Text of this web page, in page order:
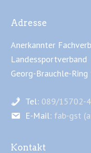
Adresse
Anerkannter
Landessportverband
Georg-Brauchle-
Tel: 089/15702-
E-Mail: fab-gst
Kontakt